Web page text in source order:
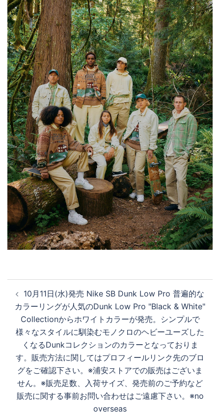
稿
ナ
ビ
ゲ
ー
シ
ョ
ン
10月11日(水)発売 Nike SB Dunk Low Pro 普遍的な
カラーリングが人気のDunk Low Pro "Black & White"
Collectionからホワイトカラーが発売。シンプルで
様々なスタイルに馴染むモノクロのヘビーユーズした
くなるDunkコレクションのカラーとなっておりま
す。販売方法に関してはプロフィールリンク先のブロ
グをご確認下さい。※浦安ストアでの販売はございま
せん。※販売足数、入荷サイズ、発売前のご予約など
販売に関する事前お問い合わせはご遠慮下さい。※no
overseas